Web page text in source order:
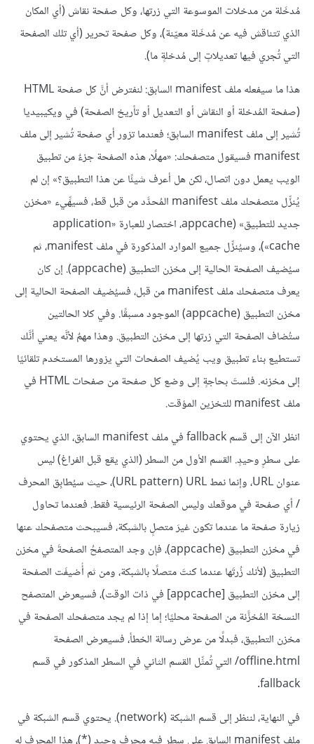
مُدخَلة من مدخلات الموسوعة التي زرتها، وكل صفحة نقاش (أي المكان
الذي تتناقش فيه عن مُدخَلة معيّنة)، وكل صفحة تحرير (أي تلك الصفحة
التي تُجري فيها تعديلاتٍ إلى مُدخلةٍ ما).
هذا ما سيفعله ملف manifest السابق: لنفترض أنَّ كل صفحة HTML
(صفحة المُدخلة أو النقاش أو التعديل أو تأريخ الصفحة) في ويكيبيديا
تُشير إلى ملف manifest السابق؛ فعندما تزور أي صفحة تُشير إلى ملف
manifest فسيقول متصفحك: «مهلًا، هذه الصفحة جزءٌ من تطبيق
الويب يعمل دون اتصال، لكن هل أعرف شيئًا عن هذا التطبيق؟» إن لم
يُنزِّل متصفحك ملف manifest المُحدَّد من قبل قط، فسيهِّيء «مخزن
جديد للتطبيق» (appcache، اختصار للعبارة «application
cache»)، وسيُنزِّل جميع الموارد المذكورة في ملف manifest، ثم
سيُضيف الصفحة الحالية إلى مخزن التطبيق (appcache). إن كان
يعرف متصفحك ملف manifest من قبل، فسيُضيف الصفحة الحالية إلى
مخزن التطبيق (appcache) الموجود مسبقًا. وفي كلا الحالتين
ستُضاف الصفحة التي زرتها إلى مخزن التطبيق. وهذا مهمٌ لأنَّه يعني أنَّك
تستطيع بناء تطبيق ويب يُضيف الصفحات التي يزورها المستخدم تلقائيًا
إلى مخزنه. فلستَ بحاجةٍ إلى وضع كل صفحة من صفحات HTML في
ملف manifest للتخزين المؤقت.
انظر الآن إلى قسم fallback في ملف manifest السابق، الذي يحتوي
على سطرٍ وحيدٍ. القسم الأول من السطر (الذي يقع قبل الفراغ) ليس
عنوان URL، وإنما نمط URL‏ (URL pattern)، حيث سيُطابِق المحرف
/ أي صفحة في موقعك وليس الصفحة الرئيسية فقط. فعندما تحاول
زيارة صفحة ما عندما تكون غيرَ متصلٍ بالشبكة، فسيبحث متصفحك عنها
في مخزن التطبيق (appcache)، فإن وجد المتصفحُ الصفحةَ في مخزن
التطبيق (ﻷنك زُرتَها عندما كنتَ متصلًا بالشبكة، ومن ثم أُضيفَت الصفحة
إلى مخزن التطبيق [appcache] في ذات الوقت)، فسيعرض المتصفح
النسخة المُخزَّنة من الصفحة محليًا؛ إما إذا لم يجد متصفحك الصفحة في
مخزن التطبيق، فبدلًا من عرض رسالة الخطأ، فسيعرض الصفحة
‎/offline.html التي تُمثِّل القسم الثاني في السطر المذكور في قسم
fallback.
في النهاية، لننظر إلى قسم الشبكة (network). يحتوي قسم الشبكة في